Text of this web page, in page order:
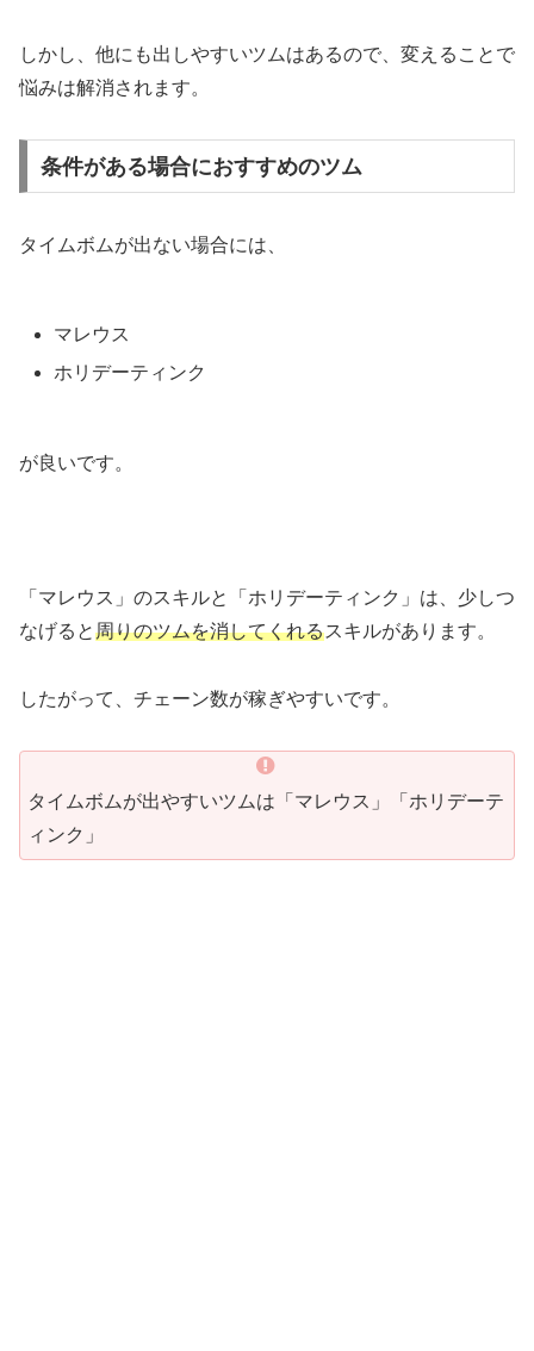
しかし、他にも出しやすいツムはあるので、変えることで
悩みは解消されます。
条件がある場合におすすめのツム
タイムボムが出ない場合には、
マレウス
ホリデーティンク
が良いです。
「マレウス」のスキルと「ホリデーティンク」は、少しつ
なげると周りのツムを消してくれるスキルがあります。
したがって、チェーン数が稼ぎやすいです。
タイムボムが出やすいツムは「マレウス」「ホリデーテ
ィンク」